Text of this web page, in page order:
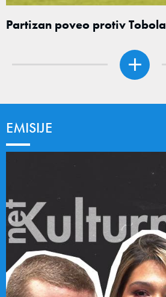
Partizan poveo protiv Tobola
EMISIJE